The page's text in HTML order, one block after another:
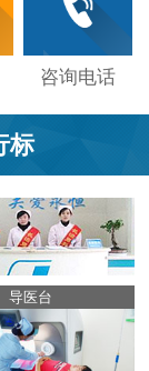
咨询电话
标
导医台